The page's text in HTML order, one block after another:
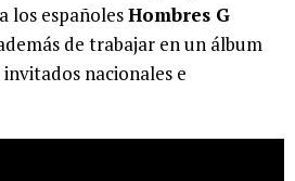
los españolesHombres G
de trabajar en un álbum
nacionales e